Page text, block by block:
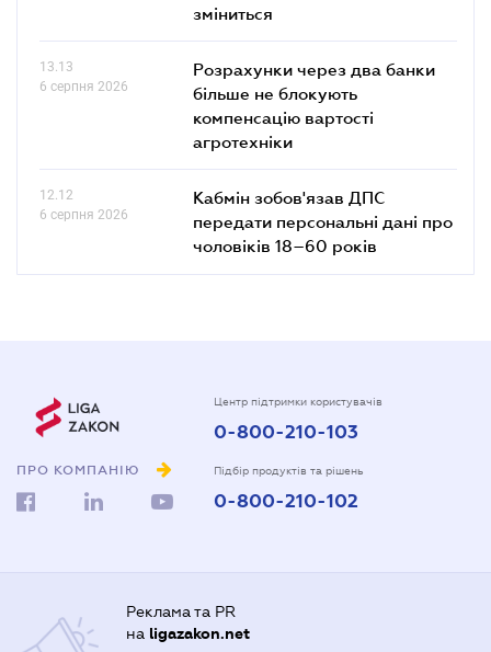
зміниться
13.13
6 серпня 2026
Розрахунки через два банки
більше не блокують
компенсацію вартості
агротехніки
12.12
6 серпня 2026
Кабмін зобов'язав ДПС
передати персональні дані про
чоловіків 18–60 років
ПРО КОМПАНІЮ
Центр підтримки користувачів
0-800-210-103
Підбір продуктів та рішень
0-800-210-102
Реклама та PR
на ligazakon.net